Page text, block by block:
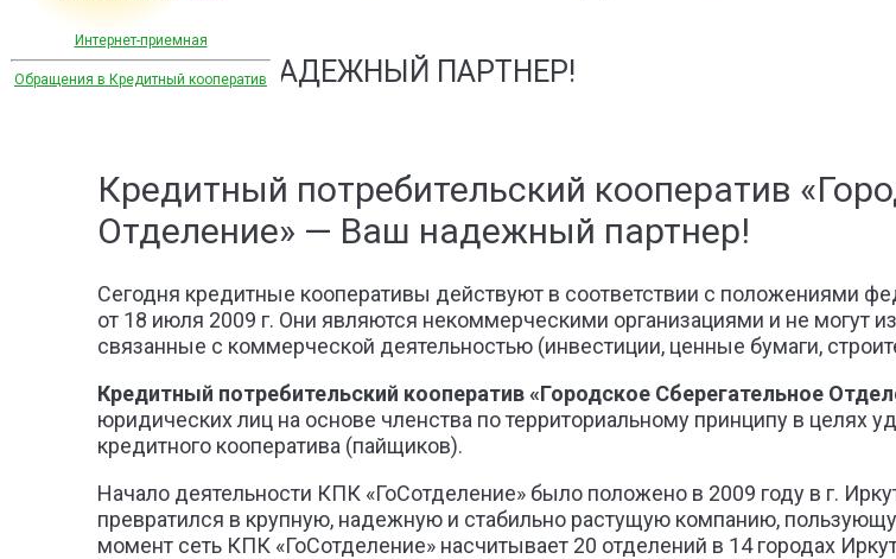
Интернет-приемная
Обращения в Кредитный кооперативВАШ НАДЕЖНЫЙ ПАРТНЕР!
Кредитный потребительский кооператив
Отделение» — Ваш надежный партнер!
Сегодня кредитные кооперативы действуют в соответствии с положениями
от 18 июля 2009 г. Они являются некоммерческими организациями и не могут
связанные с коммерческой деятельностью (инвестиции, ценные бумаги,
Кредитный потребительский кооператив «Городское Сберегательное
юридических лиц на основе членства по территориальному принципу в целях
кредитного кооператива (пайщиков).
Начало деятельности КПК «ГоСотделение» было положено в 2009 году в г.
превратился в крупную, надежную и стабильно растущую компанию,
момент сеть КПК «ГоСотделение» насчитывает 20 отделений в 14 городах